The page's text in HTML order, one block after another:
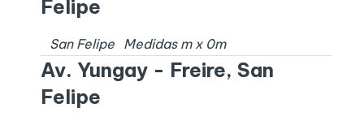
Felipe
San Felipe Medidas m x 0m
Av. Yungay - Freire, San
Felipe